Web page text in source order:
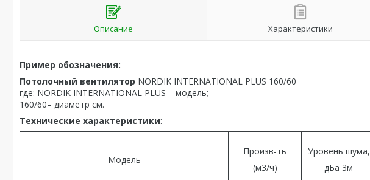
Описание Характеристики
Пример обозначения:
Потолочный вентилятор NORDIK INTERNATIONAL PLUS 160/60
где: NORDIK INTERNATIONAL PLUS – модель;
160/60– диаметр см.
Технические характеристики:
Модель
Произв-ть
(м3/ч)
Уровень шума,
дБа 3м